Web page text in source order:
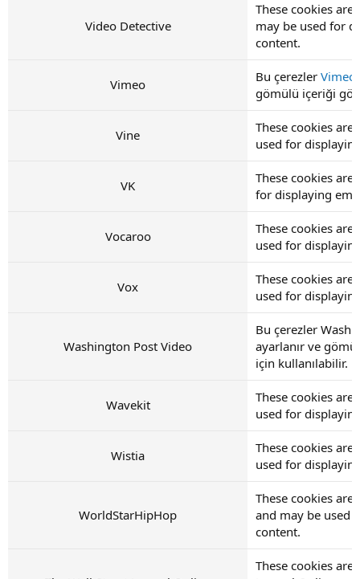
Video Detective
These cookies are
may be used for
content.
Vimeo Bu çerezler Vimeo
gömülü içeriği
Vine
These cookies are
used for
VK
These cookies are
for displaying
Vocaroo
These cookies
used for
Vox
These cookies are
used for
Washington Post Video
Bu çerezler
ayarlanır ve
için kullanılabilir.
Wavekit
These cookies
used for
Wistia
These cookies
used for
WorldStarHipHop
These cookies
and may be used
content.
These cookies are